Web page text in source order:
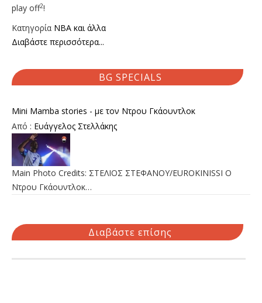
play off2!
Κατηγορία NBA και άλλα
Διαβάστε περισσότερα...
BG SPECIALS
Mini Mamba stories - με τον Ντρου Γκάουντλοκ
Από : Ευάγγελος Στελλάκης
Main Photo Credits: ΣΤΕΛΙΟΣ ΣΤΕΦΑΝΟΥ/EUROKINISSI Ο
Ντρου Γκάουντλοκ…
Διαβάστε επίσης